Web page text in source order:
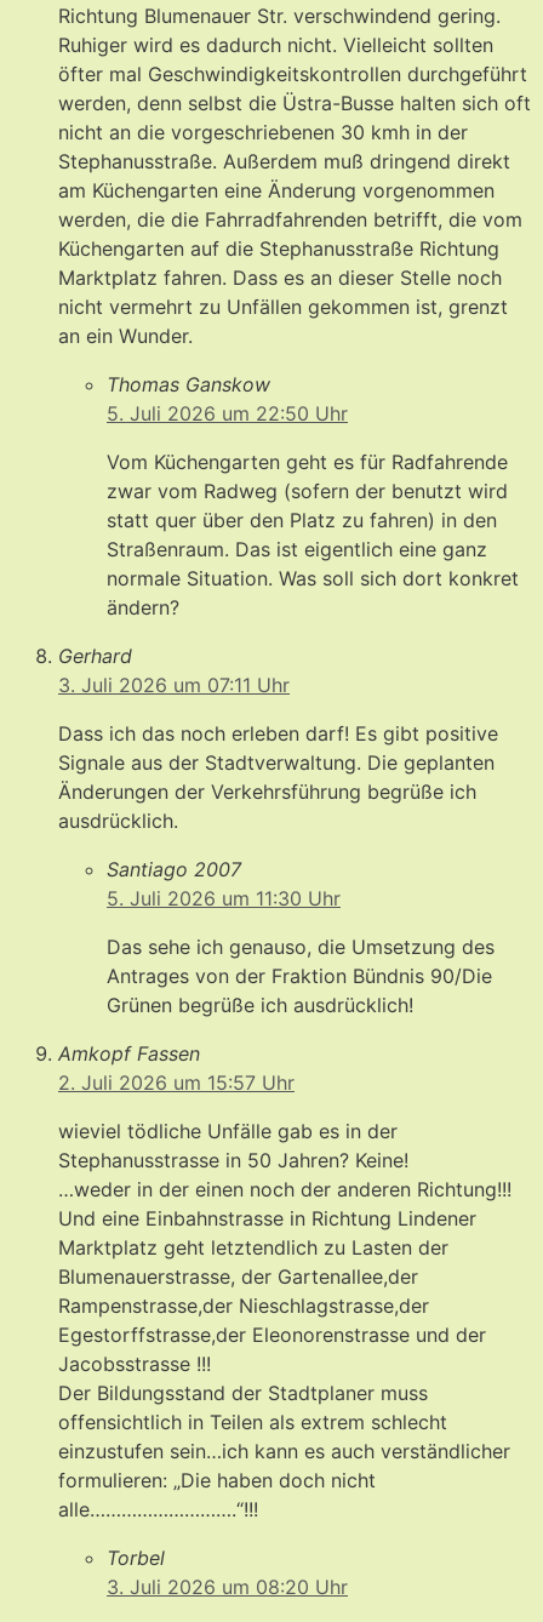
Richtung Blumenauer Str. verschwindend gering.
Ruhiger wird es dadurch nicht. Vielleicht sollten
öfter mal Geschwindigkeitskontrollen durchgeführt
werden, denn selbst die Üstra-Busse halten sich oft
nicht an die vorgeschriebenen 30 kmh in der
Stephanusstraße. Außerdem muß dringend direkt
am Küchengarten eine Änderung vorgenommen
werden, die die Fahrradfahrenden betrifft, die vom
Küchengarten auf die Stephanusstraße Richtung
Marktplatz fahren. Dass es an dieser Stelle noch
nicht vermehrt zu Unfällen gekommen ist, grenzt
an ein Wunder.
Thomas Ganskow
5. Juli 2026 um 22:50 Uhr
Vom Küchengarten geht es für Radfahrende
zwar vom Radweg (sofern der benutzt wird
statt quer über den Platz zu fahren) in den
Straßenraum. Das ist eigentlich eine ganz
normale Situation. Was soll sich dort konkret
ändern?
Gerhard
3. Juli 2026 um 07:11 Uhr
Dass ich das noch erleben darf! Es gibt positive
Signale aus der Stadtverwaltung. Die geplanten
Änderungen der Verkehrsführung begrüße ich
ausdrücklich.
Santiago 2007
5. Juli 2026 um 11:30 Uhr
Das sehe ich genauso, die Umsetzung des
Antrages von der Fraktion Bündnis 90/Die
Grünen begrüße ich ausdrücklich!
Amkopf Fassen
2. Juli 2026 um 15:57 Uhr
wieviel tödliche Unfälle gab es in der
Stephanusstrasse in 50 Jahren? Keine!
…weder in der einen noch der anderen Richtung!!!
Und eine Einbahnstrasse in Richtung Lindener
Marktplatz geht letztendlich zu Lasten der
Blumenauerstrasse, der Gartenallee,der
Rampenstrasse,der Nieschlagstrasse,der
Egestorffstrasse,der Eleonorenstrasse und der
Jacobsstrasse !!!
Der Bildungsstand der Stadtplaner muss
offensichtlich in Teilen als extrem schlecht
einzustufen sein…ich kann es auch verständlicher
formulieren: „Die haben doch nicht
alle……………………….“!!!
Torbel
3. Juli 2026 um 08:20 Uhr